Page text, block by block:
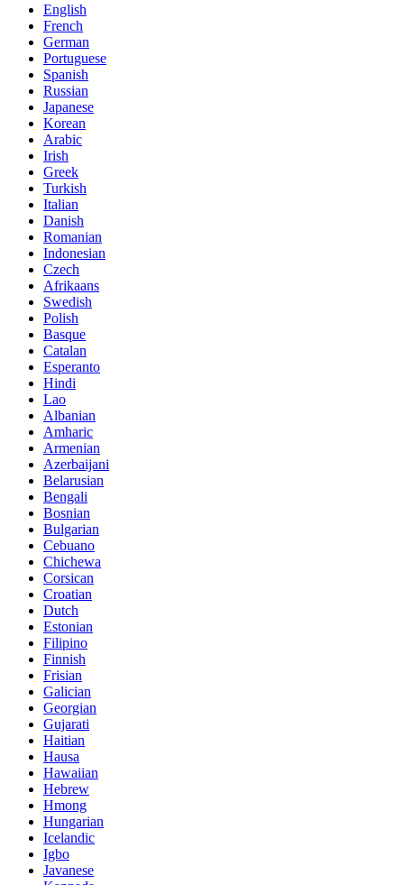
English
French
German
Portuguese
Spanish
Russian
Japanese
Korean
Arabic
Irish
Greek
Turkish
Italian
Danish
Romanian
Indonesian
Czech
Afrikaans
Swedish
Polish
Basque
Catalan
Esperanto
Hindi
Lao
Albanian
Amharic
Armenian
Azerbaijani
Belarusian
Bengali
Bosnian
Bulgarian
Cebuano
Chichewa
Corsican
Croatian
Dutch
Estonian
Filipino
Finnish
Frisian
Galician
Georgian
Gujarati
Haitian
Hausa
Hawaiian
Hebrew
Hmong
Hungarian
Icelandic
Igbo
Javanese